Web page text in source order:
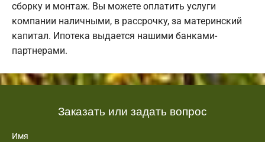
сборку и монтаж. Вы можете оплатить услуги
компании наличными, в рассрочку, за материнский
капитал. Ипотека выдается нашими банками-
партнерами.
Заказать или задать вопрос
Имя